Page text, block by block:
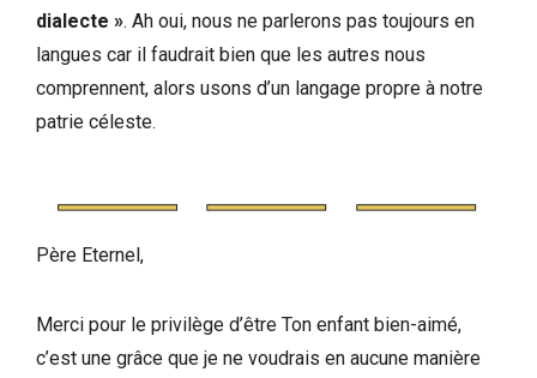
dialecte ». Ah oui, nous ne parlerons pas toujours en
langues car il faudrait bien que les autres nous
comprennent, alors usons d’un langage propre à notre
patrie céleste.
Père Eternel,
Merci pour le privilège d’être Ton enfant bien-aimé,
c’est une grâce que je ne voudrais en aucune manière